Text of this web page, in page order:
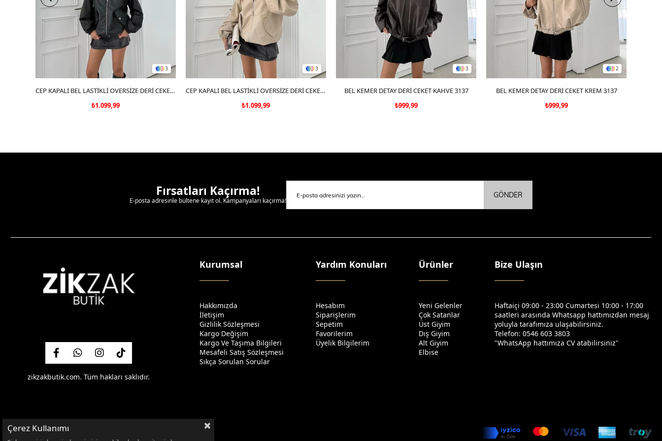
3
SEPETE EKLE
CEP KAPALI BEL LASTİKLİ OVERSİZE DERİ CEKET SİYAH 3133
₺1.099,99
3
SEPETE EKLE
CEP KAPALI BEL LASTİKLİ OVERSİZE DERİ CEKET KREM 3133
₺1.099,99
3
SEPETE EKLE
BEL KEMER DETAY DERİ CEKET KAHVE 3137
₺999,99
2
SEPETE EKLE
BEL KEMER DETAY DERİ CEKET KREM 3137
₺999,99
Fırsatları Kaçırma!
E-posta adresinle bültene kayıt ol. Kampanyaları kaçırma!
GÖNDER
zikzakbutik.com. Tüm hakları saklıdır.
Kurumsal
Hakkımızda
İletişim
Gizlilik Sözleşmesi
Kargo Değişim
Kargo Ve Taşıma Bilgileri
Mesafeli Satış Sözleşmesi
Sıkça Sorulan Sorular
Yardım Konuları
Hesabım
Siparişlerim
Sepetim
Favorilerim
Üyelik Bilgilerim
Ürünler
Yeni Gelenler
Çok Satanlar
Üst Giyim
Dış Giyim
Alt Giyim
Elbise
Bize Ulaşın
Haftaiçi 09:00 - 23:00 Cumartesi 10:00 - 17:00
saatleri arasında Whatsapp hattımızdan mesaj
yoluyla tarafımıza ulaşabilirsiniz.
Telefon: 0546 603 3803
"WhatsApp hattımıza CV atabilirsiniz"
Çerez Kullanımı